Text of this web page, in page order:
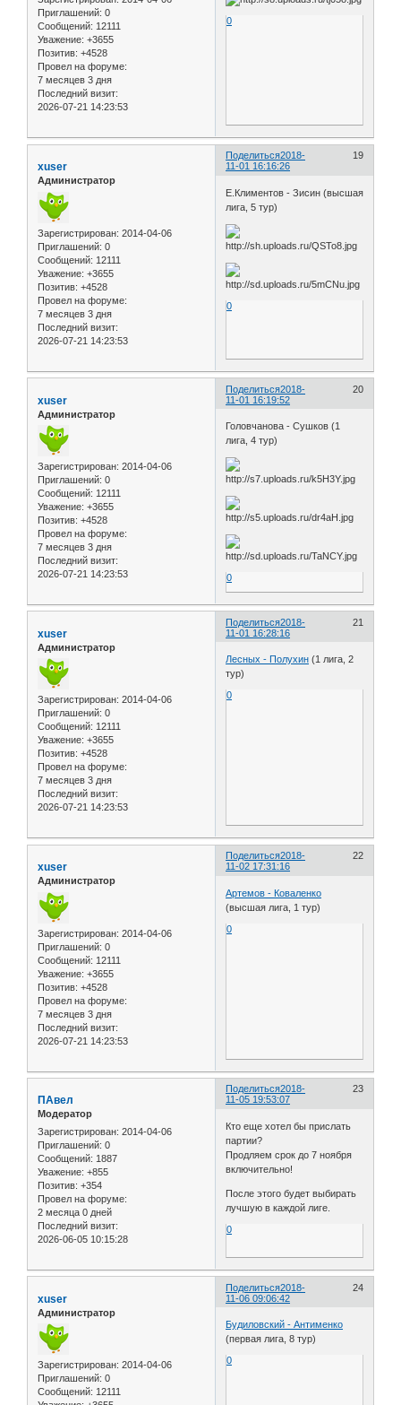
Приглашений: 0
Сообщений: 12111
Уважение: +3655
Позитив: +4528
Провел на форуме:
7 месяцев 3 дня
Последний визит:
2026-07-21 14:23:53
0
Поделиться 19
2018-
11-01 16:16:26
xuser
Администратор
Зарегистрирован: 2014-04-06
Приглашений: 0
Сообщений: 12111
Уважение: +3655
Позитив: +4528
Провел на форуме:
7 месяцев 3 дня
Последний визит:
2026-07-21 14:23:53
Е.Климентов - Зисин (высшая
лига, 5 тур)
0
Поделиться 20
2018-
11-01 16:19:52
xuser
Администратор
Зарегистрирован: 2014-04-06
Приглашений: 0
Сообщений: 12111
Уважение: +3655
Позитив: +4528
Провел на форуме:
7 месяцев 3 дня
Последний визит:
2026-07-21 14:23:53
Головчанова - Сушков (1
лига, 4 тур)
0
Поделиться 21
2018-
11-01 16:28:16
xuser
Администратор
Зарегистрирован: 2014-04-06
Приглашений: 0
Сообщений: 12111
Уважение: +3655
Позитив: +4528
Провел на форуме:
7 месяцев 3 дня
Последний визит:
2026-07-21 14:23:53
Лесных - Полухин (1 лига, 2
тур)
0
Поделиться 22
2018-
11-02 17:31:16
xuser
Администратор
Зарегистрирован: 2014-04-06
Приглашений: 0
Сообщений: 12111
Уважение: +3655
Позитив: +4528
Провел на форуме:
7 месяцев 3 дня
Последний визит:
2026-07-21 14:23:53
Артемов - Коваленко
(высшая лига, 1 тур)
0
Поделиться 23
2018-
11-05 19:53:07
ПАвел
Модератор
Зарегистрирован: 2014-04-06
Приглашений: 0
Сообщений: 1887
Уважение: +855
Позитив: +354
Провел на форуме:
2 месяца 0 дней
Последний визит:
2026-06-05 10:15:28
Кто еще хотел бы прислать
партии?
Продляем срок до 7 ноября
включительно!
После этого будет выбирать
лучшую в каждой лиге.
0
Поделиться 24
2018-
11-06 09:06:42
xuser
Администратор
Зарегистрирован: 2014-04-06
Приглашений: 0
Сообщений: 12111
Будиловский - Антименко
(первая лига, 8 тур)
0